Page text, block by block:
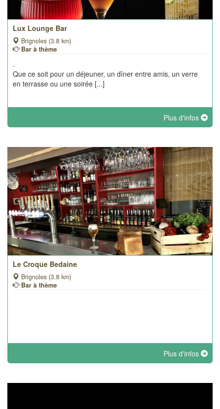
Lux Lounge Bar
Brignoles (3.8 km)
Bar à thème
.
Que ce soit pour un déjeuner, un dîner entre amis, un verre
en terrasse ou une soirée [...]
Plus d'infos
Le Croque Bedaine
Brignoles (3.8 km)
Bar à thème
Plus d'infos